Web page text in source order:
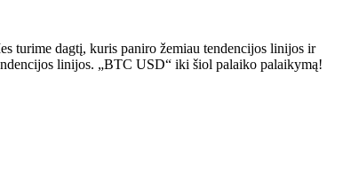
turime dagtį, kuris paniro žemiau tendencijos linijos ir
linijos. „BTC USD“ iki šiol palaiko palaikymą!